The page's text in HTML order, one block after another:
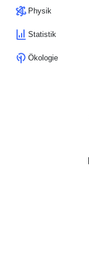
Physik
Statistik
Ökologie